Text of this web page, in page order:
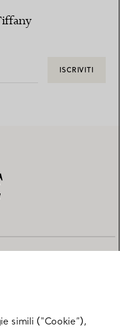
ISCRIVITI
simili (“Cookie”),